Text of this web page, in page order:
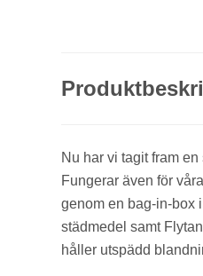
Nu har vi tagit fram
Fungerar även för
genom en bag-in-box
städmedel samt
håller utspädd